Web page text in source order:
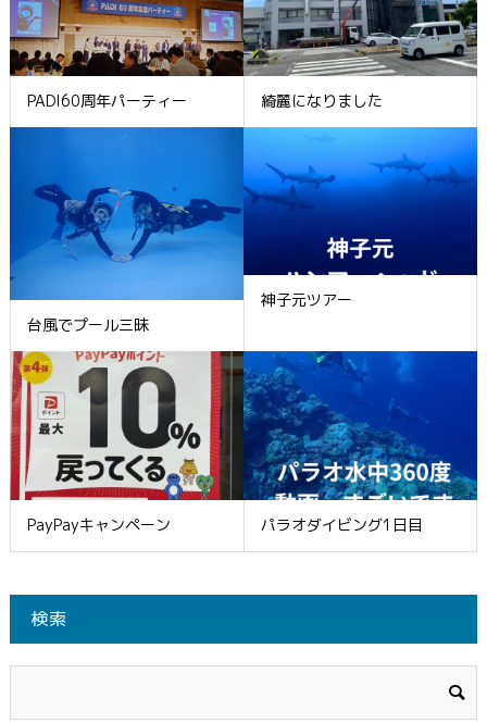
PADI60周年パーティー 綺麗になりました
台風でプール三昧
神子元ツアー
PayPayキャンペーン パラオダイビング1日目
検索